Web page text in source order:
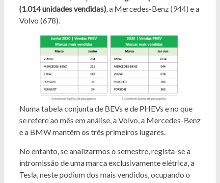
(1.014 unidades vendidas), a Mercedes-Benz (944) e a
Volvo (678).
Numa tabela conjunta de BEVs e de PHEVs e no que
se refere ao mês em análise, a Volvo, a Mercedes-Benz
e a BMW mantêm os três primeiros lugares.
No entanto, se analizarmos o semestre, regista-se a
intromissão de uma marca exclusivamente elétrica, a
Tesla, neste podium dos mais vendidos, ocupando o